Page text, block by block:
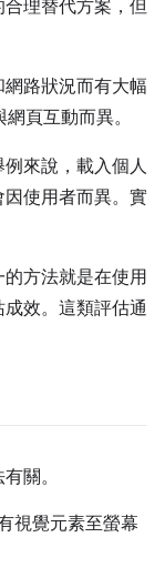
理替代方案，但
路狀況而有大幅
頁互動而異。
來說，載入個人
使用者而異。實
方法就是在使用
效。這類評估通
關。
視覺元素至螢幕